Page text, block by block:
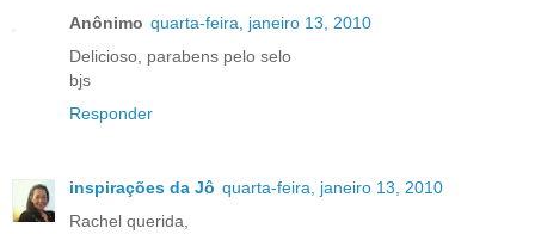
Anônimo quarta-feira, janeiro 13, 2010
Delicioso, parabens pelo selo
bjs
Responder
inspirações da Jô quarta-feira, janeiro 13, 2010
Rachel querida,